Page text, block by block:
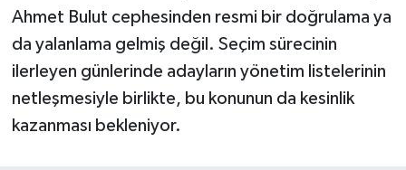
Ahmet Bulut cephesinden resmi bir doğrulama ya
da yalanlama gelmiş değil. Seçim sürecinin
ilerleyen günlerinde adayların yönetim listelerinin
netleşmesiyle birlikte, bu konunun da kesinlik
kazanması bekleniyor.